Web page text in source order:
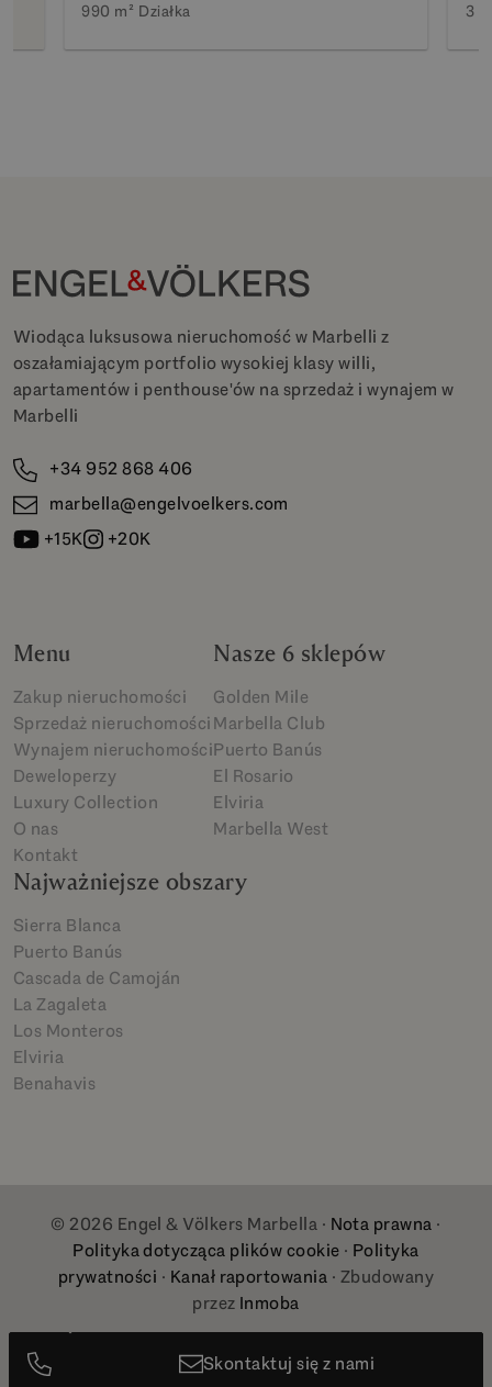
990 m² Działka 3
Wiodąca luksusowa nieruchomość w Marbelli z
oszałamiającym portfolio wysokiej klasy willi,
apartamentów i penthouse'ów na sprzedaż i wynajem w
Marbelli
+34 952 868 406
marbella@engelvoelkers.com
+15K
+20K
Menu
Zakup nieruchomości
Sprzedaż nieruchomości
Wynajem nieruchomości
Deweloperzy
Luxury Collection
O nas
Kontakt
Nasze 6 sklepów
Golden Mile
Marbella Club
Puerto Banús
El Rosario
Elviria
Marbella West
Najważniejsze obszary
Sierra Blanca
Puerto Banús
Cascada de Camoján
La Zagaleta
Los Monteros
Elviria
Benahavis
© 2026 Engel & Völkers Marbella · Nota prawna ·
Polityka dotycząca plików cookie · Polityka
prywatności · Kanał raportowania · Zbudowany
przez Inmoba
Skontaktuj się z nami